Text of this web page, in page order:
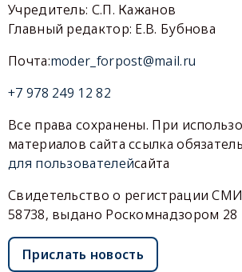
Учредитель: С.П. Кажанов
Главный редактор: Е.В. Бубнова
Почта:moder_forpost@mail.ru
+7 978 249 12 82
Все права сохранены. При
материалов сайта ссылка
для пользователейсайта
Свидетельство о регистрации
58738, выдано Роскомнадзором 28
Прислать новость